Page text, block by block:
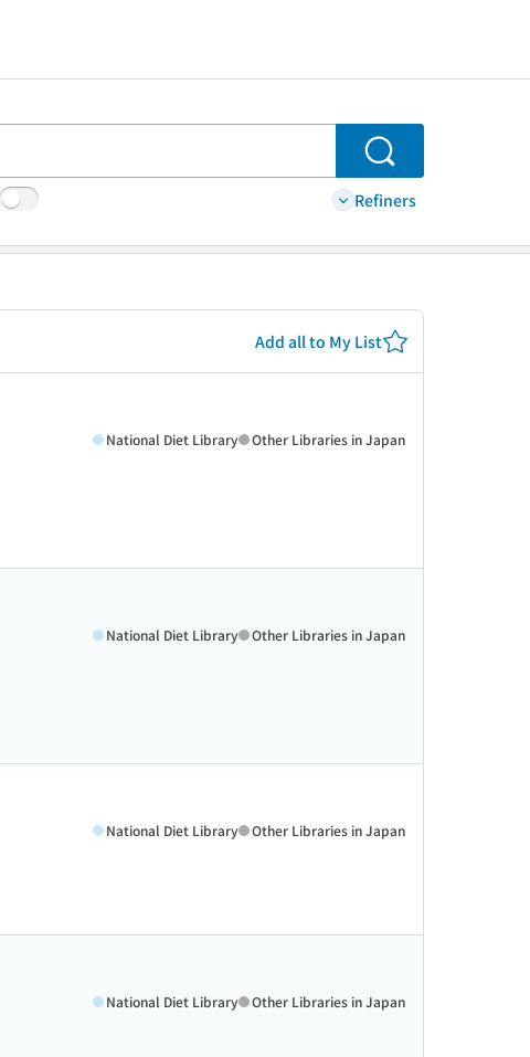
Search
Refiners
Add all to My List
National Diet Library Other Libraries in Japan
National Diet Library Other Libraries in Japan
National Diet Library Other Libraries in Japan
National Diet Library Other Libraries in Japan